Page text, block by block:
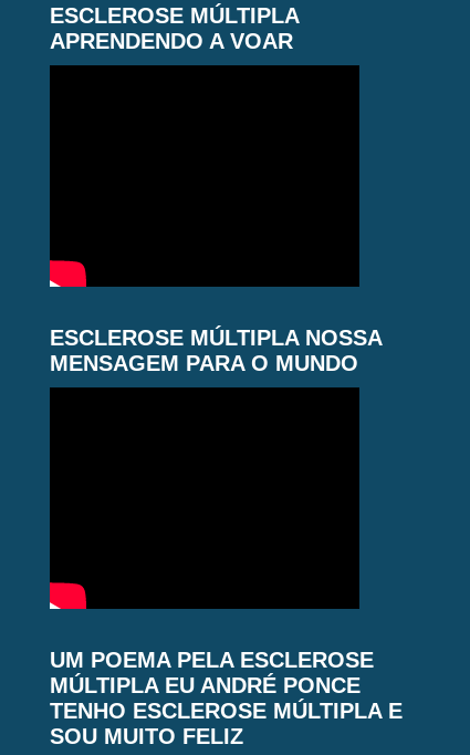
ESCLEROSE MÚLTIPLA
APRENDENDO A VOAR
ESCLEROSE MÚLTIPLA NOSSA
MENSAGEM PARA O MUNDO
UM POEMA PELA ESCLEROSE
MÚLTIPLA EU ANDRÉ PONCE
TENHO ESCLEROSE MÚLTIPLA E
SOU MUITO FELIZ